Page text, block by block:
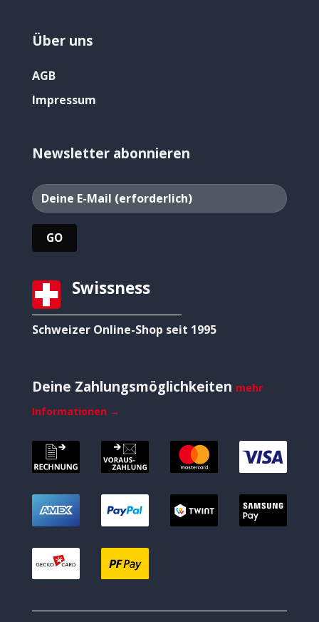
Über uns
AGB
Impressum
Newsletter abonnieren
Swissness
Schweizer Online-Shop seit 1995
Deine Zahlungsmöglichkeiten mehr
Informationen →